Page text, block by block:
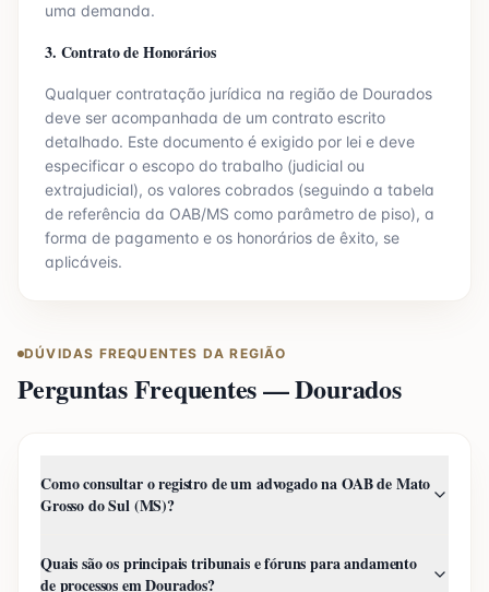
uma demanda.
3. Contrato de Honorários
Qualquer contratação jurídica na região de Dourados
deve ser acompanhada de um contrato escrito
detalhado. Este documento é exigido por lei e deve
especificar o escopo do trabalho (judicial ou
extrajudicial), os valores cobrados (seguindo a tabela
de referência da OAB/MS como parâmetro de piso), a
forma de pagamento e os honorários de êxito, se
aplicáveis.
DÚVIDAS FREQUENTES DA REGIÃO
Perguntas Frequentes —Dourados
Como consultar o registro de um advogado na OAB de Mato
Grosso do Sul (MS)?
Quais são os principais tribunais e fóruns para andamento
de processos em Dourados?